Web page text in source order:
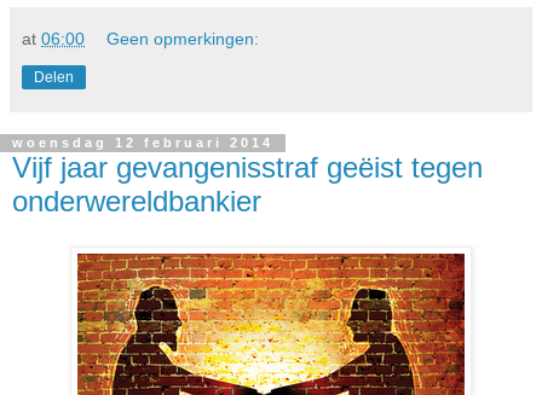
at 06:00 Geen opmerkingen:
Delen
woensdag 12 februari 2014
Vijf jaar gevangenisstraf geëist tegen
onderwereldbankier